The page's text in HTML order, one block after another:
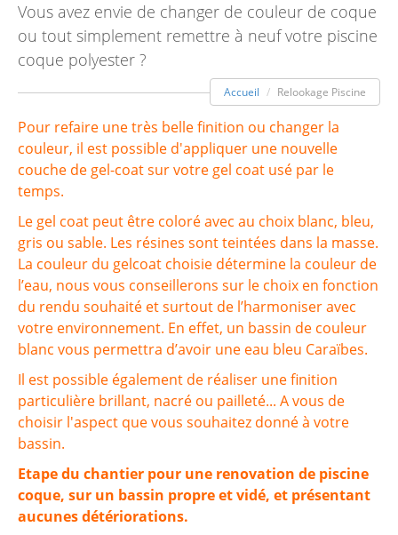
Vous avez envie de changer de couleur de coque
ou tout simplement remettre à neuf votre piscine
coque polyester ?
Accueil Relookage Piscine
Pour refaire une très belle finition ou changer la
couleur, il est possible d'appliquer une nouvelle
couche de gel-coat sur votre gel coat usé par le
temps.
Le gel coat peut être coloré avec au choix blanc, bleu,
gris ou sable. Les résines sont teintées dans la masse.
La couleur du gelcoat choisie détermine la couleur de
l’eau, nous vous conseillerons sur le choix en fonction
du rendu souhaité et surtout de l’harmoniser avec
votre environnement. En effet, un bassin de couleur
blanc vous permettra d’avoir une eau bleu Caraïbes.
Il est possible également de réaliser une finition
particulière brillant, nacré ou pailleté... A vous de
choisir l'aspect que vous souhaitez donné à votre
bassin.
Etape du chantier pour une renovation de piscine
coque, sur un bassin propre et vidé, et présentant
aucunes détériorations.